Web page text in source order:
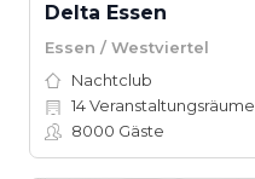
Delta Essen
Essen / Westviertel
Nachtclub
14Veranstaltungsräume
8000 Gäste